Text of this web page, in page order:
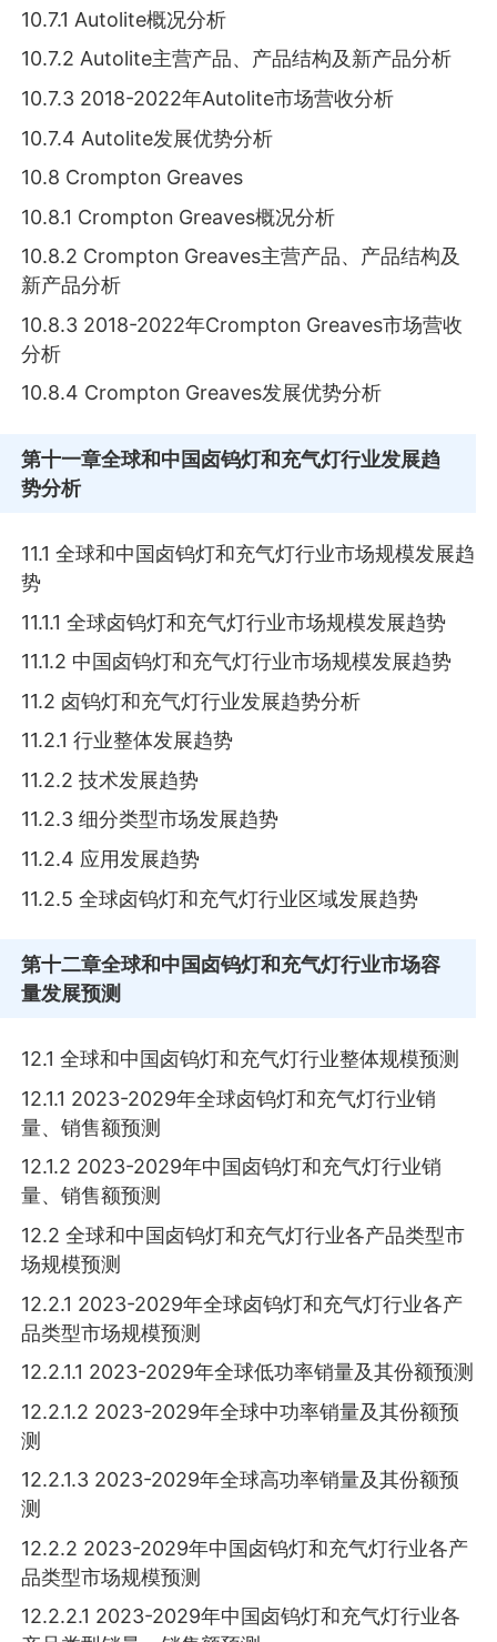
10.7.1 Autolite概况分析
10.7.2 Autolite主营产品、产品结构及新产品分析
10.7.3 2018-2022年Autolite市场营收分析
10.7.4 Autolite发展优势分析
10.8 Crompton Greaves
10.8.1 Crompton Greaves概况分析
10.8.2 Crompton Greaves主营产品、产品结构及
新产品分析
10.8.3 2018-2022年Crompton Greaves市场营收
分析
10.8.4 Crompton Greaves发展优势分析
第十一章全球和中国卤钨灯和充气灯行业发展趋
势分析
11.1 全球和中国卤钨灯和充气灯行业市场规模发展趋
势
11.1.1 全球卤钨灯和充气灯行业市场规模发展趋势
11.1.2 中国卤钨灯和充气灯行业市场规模发展趋势
11.2 卤钨灯和充气灯行业发展趋势分析
11.2.1 行业整体发展趋势
11.2.2 技术发展趋势
11.2.3 细分类型市场发展趋势
11.2.4 应用发展趋势
11.2.5 全球卤钨灯和充气灯行业区域发展趋势
第十二章全球和中国卤钨灯和充气灯行业市场容
量发展预测
12.1 全球和中国卤钨灯和充气灯行业整体规模预测
12.1.1 2023-2029年全球卤钨灯和充气灯行业销
量、销售额预测
12.1.2 2023-2029年中国卤钨灯和充气灯行业销
量、销售额预测
12.2 全球和中国卤钨灯和充气灯行业各产品类型市
场规模预测
12.2.1 2023-2029年全球卤钨灯和充气灯行业各产
品类型市场规模预测
12.2.1.1 2023-2029年全球低功率销量及其份额预测
12.2.1.2 2023-2029年全球中功率销量及其份额预
测
12.2.1.3 2023-2029年全球高功率销量及其份额预
测
12.2.2 2023-2029年中国卤钨灯和充气灯行业各产
品类型市场规模预测
12.2.2.1 2023-2029年中国卤钨灯和充气灯行业各